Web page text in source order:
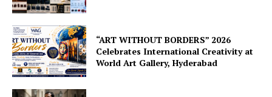
“ART WITHOUT BORDERS” 2026
Celebrates International Creativity at
World Art Gallery, Hyderabad